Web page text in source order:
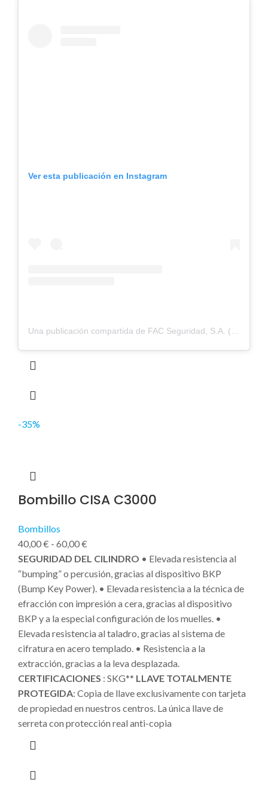
Ver esta publicación en Instagram
-35%
Bombillo CISA C3000
Bombillos
40,00€ - 60,00€
SEGURIDAD DEL CILINDRO • Elevada resistencia al
“bumping” o percusión, gracias al dispositivo BKP
(Bump Key Power). • Elevada resistencia a la técnica de
efracción con impresión a cera, gracias al dispositivo
BKP y a la especial configuración de los muelles. •
Elevada resistencia al taladro, gracias al sistema de
cifratura en acero templado. • Resistencia a la
extracción, gracias a la leva desplazada.
CERTIFICACIONES : SKG** LLAVE TOTALMENTE
PROTEGIDA: Copia de llave exclusivamente con tarjeta
de propiedad en nuestros centros. La única llave de
serreta con protección real anti-copia